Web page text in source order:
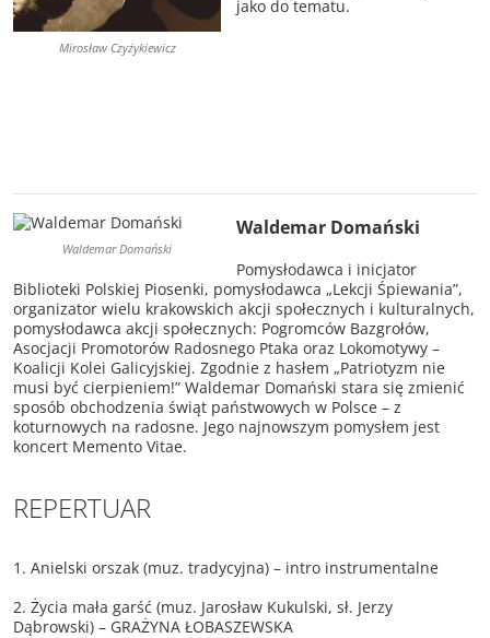
Mirosław Czyżykiewicz
jako do tematu.
Waldemar Domański
Waldemar Domański
Pomysłodawca i inicjator
Biblioteki Polskiej Piosenki, pomysłodawca „Lekcji Śpiewania”,
organizator wielu krakowskich akcji społecznych i kulturalnych,
pomysłodawca akcji społecznych: Pogromców Bazgrołów,
Asocjacji Promotorów Radosnego Ptaka oraz Lokomotywy –
Koalicji Kolei Galicyjskiej. Zgodnie z hasłem „Patriotyzm nie
musi być cierpieniem!” Waldemar Domański stara się zmienić
sposób obchodzenia świąt państwowych w Polsce – z
koturnowych na radosne. Jego najnowszym pomysłem jest
koncert Memento Vitae.
REPERTUAR
1. Anielski orszak (muz. tradycyjna) – intro instrumentalne
2. Życia mała garść (muz. Jarosław Kukulski, sł. Jerzy
Dąbrowski) – GRAŻYNA ŁOBASZEWSKA